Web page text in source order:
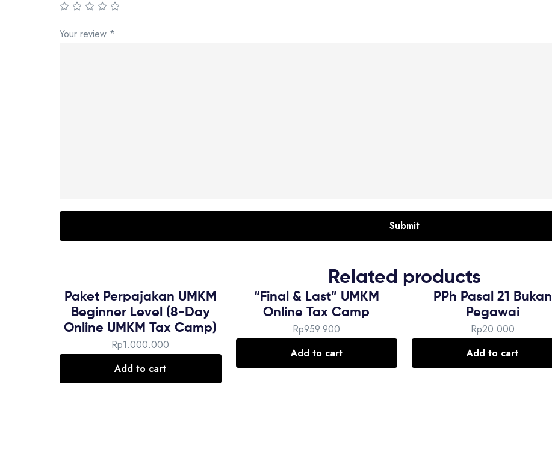
Your review *
Related products
Paket Perpajakan UMKM
Beginner Level (8-Day
Online UMKM Tax Camp)
Rp1.000.000
Add to cart
“Final & Last” UMKM
Online Tax Camp
Rp959.900
Add to cart
PPh Pasal 21 Bukan
Pegawai
Rp20.000
Add to cart